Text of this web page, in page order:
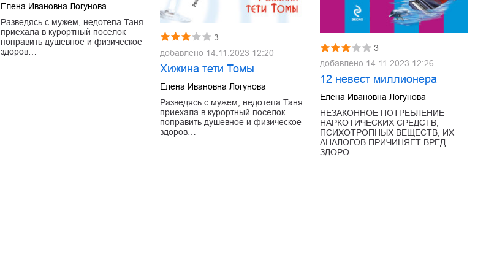
Елена Ивановна Логунова
Разведясь с мужем, недотепа Таня
приехала в курортный поселок
поправить душевное и физическое
здоров…
3
добавлено 14.11.2023 12:20
Хижина тети Томы
Елена Ивановна Логунова
Разведясь с мужем, недотепа Таня
приехала в курортный поселок
поправить душевное и физическое
здоров…
3
добавлено 14.11.2023 12:26
12 невест миллионера
Елена Ивановна Логунова
НЕЗАКОННОЕ ПОТРЕБЛЕНИЕ
НАРКОТИЧЕСКИХ СРЕДСТВ,
ПСИХОТРОПНЫХ ВЕЩЕСТВ, ИХ
АНАЛОГОВ ПРИЧИНЯЕТ ВРЕД
ЗДОРО…